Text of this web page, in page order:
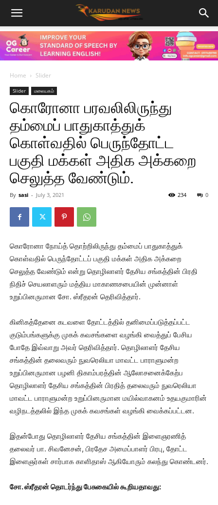
Home Slider
Slider மலையகம்
கொரோனா பரவலிலிருந்து
தம்மைப் பாதுகாத்துக்
கொள்வதில் பெருந்தோட்ட
பகுதி மக்கள் அதிக அக்கறை
செலுத்த வேண்டும்.
By sasi - July 3, 2021 0
234
கொரோனா நோய்த் தொற்றிலிருந்து தம்மைப் பாதுகாத்துக்
கொள்வதில் பெருந்தோட்டப் பகுதி மக்கள் அதிக அக்கறை
செலுத்த வேண்டும் என்று தொழிலாளர் தேசிய சங்கத்தின் பிரதி
நிதிச் செயலாளரும் மத்திய மாகாணசபையின் முன்னாள்
உறுப்பினருமான சோ. ஸ்ரீதரன் தெரிவித்தார்.
கினிகத்தேனை கடவளை தோட்டத்தில் தனிமைப்படுத்தப்பட்ட
குடும்பங்களுக்கு முகக் கவசங்களை வழங்கி வைத்துப் பேசிய
போதே இவ்வாறு அவர் தெரிவித்தார். தொழிலாளர் தேசிய
சங்கத்தின் தலைவரும் நுவரெலியா மாவட்ட பாராளுமன்ற
உறுப்பினருமான பழனி திகாம்பரத்தின் ஆலோசனைக்கேற்ப
தொழிலாளர் தேசிய சங்கத்தின் பிரதித் தலைவரும் நுவரெலியா
மாவட்ட பாராளுமன்ற உறுப்பினருமான மயில்வாகனம் உதயகுமாரின்
வழிநடத்தலில் இந்த முகக் கவசங்கள் வழங்கி வைக்கப்பட்டன.
இதன்போது தொழிலாளர் தேசிய சங்கத்தின் இளைஞரணித்
தலைவர் பா. சிவனேசன், பிரதேச அமைப்பாளர் பிரபு, தோட்ட
இளைஞர்கள் சார்பாக காளிதாஸ் ஆகியோரும் கலந்து கொண்டனர்.
சோ. ஸ்ரீதரன் தொடர்ந்து பேசுகையில் கூறியதாவது: